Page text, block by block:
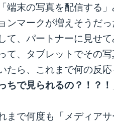
端末の写真を配信する
ンマークが増えそうだ
て、パートナーに見せて
て、タブレットでその
たら、これまで何の反
ちで見られるの？！？！
まで何度も「メディア